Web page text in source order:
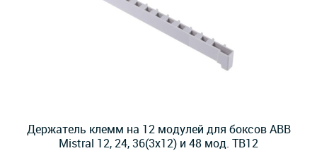
Держатель клемм на 12 модулей для боксов ABB
Mistral 12, 24, 36(3х12) и 48 мод. TB12